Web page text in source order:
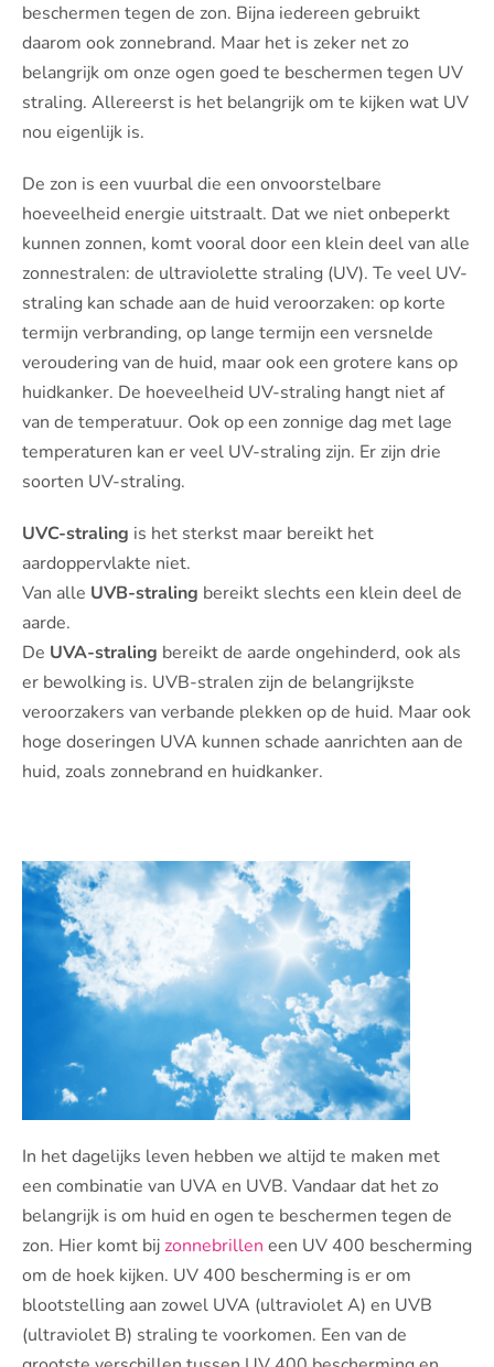
beschermen tegen de zon. Bijna iedereen gebruikt
daarom ook zonnebrand. Maar het is zeker net zo
belangrijk om onze ogen goed te beschermen tegen UV
straling. Allereerst is het belangrijk om te kijken wat UV
nou eigenlijk is.
De zon is een vuurbal die een onvoorstelbare
hoeveelheid energie uitstraalt. Dat we niet onbeperkt
kunnen zonnen, komt vooral door een klein deel van alle
zonnestralen: de ultraviolette straling (UV). Te veel UV-
straling kan schade aan de huid veroorzaken: op korte
termijn verbranding, op lange termijn een versnelde
veroudering van de huid, maar ook een grotere kans op
huidkanker. De hoeveelheid UV-straling hangt niet af
van de temperatuur. Ook op een zonnige dag met lage
temperaturen kan er veel UV-straling zijn. Er zijn drie
soorten UV-straling.
UVC-straling is het sterkst maar bereikt het
aardoppervlakte niet.
Van alle UVB-straling bereikt slechts een klein deel de
aarde.
De UVA-straling bereikt de aarde ongehinderd, ook als
er bewolking is. UVB-stralen zijn de belangrijkste
veroorzakers van verbande plekken op de huid. Maar ook
hoge doseringen UVA kunnen schade aanrichten aan de
huid, zoals zonnebrand en huidkanker.
In het dagelijks leven hebben we altijd te maken met
een combinatie van UVA en UVB. Vandaar dat het zo
belangrijk is om huid en ogen te beschermen tegen de
zon. Hier komt bij zonnebrillen een UV 400 bescherming
om de hoek kijken. UV 400 bescherming is er om
blootstelling aan zowel UVA (ultraviolet A) en UVB
(ultraviolet B) straling te voorkomen. Een van de